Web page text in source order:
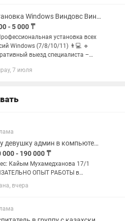
сроки по...
Установка Windows Виндовс Виндовс Ворд Офис Office Программы Программист ПК
- 5 000 ₸
установка всех
Windows (7/8/10/11) 👨💻 🔹
выезд специалиста –
– 1 год 💯 📌 Услуги: ✅
7 июля
Ищу девушку админ в компьютерный клуб на Кайым Мухамедханова 17/1
000 - 190 000 ₸
Кайым Мухамедханова 17/1
ОПЫТ РАБОТЫ в
клубе, если нет не
Ищу девушку админ на
за смену 9000 + % от...
вчера